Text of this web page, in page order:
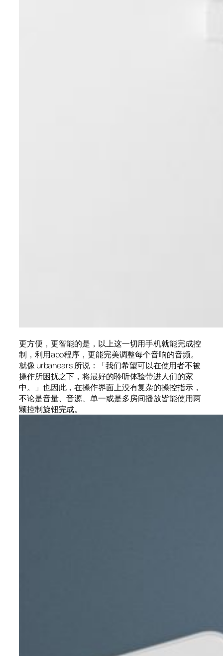
更方便，更智能的是，以上这一切用手机就能完成控
制，利用app程序，更能完美调整每个音响的音频。
就像 urbanears 所说：「我们希望可以在使用者不被
操作所困扰之下，将最好的聆听体验带进人们的家
中。」也因此，在操作界面上没有复杂的操控指示，
不论是音量、音源、单一或是多房间播放皆能使用两
颗控制旋钮完成。